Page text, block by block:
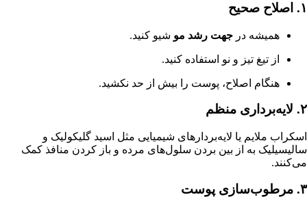
۱. اصلاح صحیح
همیشه در جهت رشد مو شیو کنید.
از تیغ تیز و نو استفاده کنید.
هنگام اصلاح، پوست را بیش از حد نکشید.
۲. لایه‌برداری منظم
اسکراب ملایم یا لایه‌بردارهای شیمیایی مثل اسید گلیکولیک و
سالیسیلیک به از بین بردن سلول‌های مرده و باز کردن منافذ کمک
می‌کنند.
۳. مرطوب‌سازی پوست